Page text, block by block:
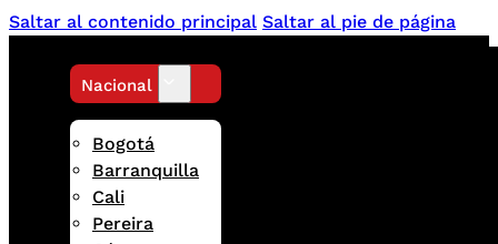
Saltar al contenido principal Saltar al pie de página
Nacional
Bogotá
Barranquilla
Cali
Pereira